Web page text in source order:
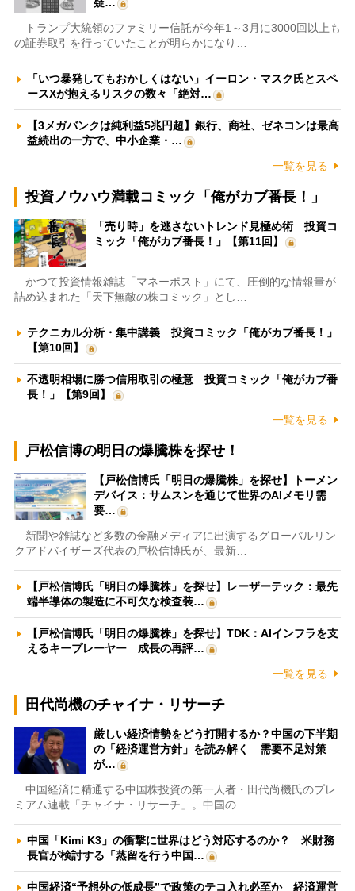
疑…
トランプ大統領のファミリー信託が今年1～3月に3000回以上も
の証券取引を行っていたことが明らかになり…
「いつ暴発してもおかしくはない」イーロン・マスク氏とスペ
ースXが抱えるリスクの数々「絶対…
【3メガバンクは純利益5兆円超】銀行、商社、ゼネコンは最高
益続出の一方で、中小企業・…
一覧を見る
投資ノウハウ満載コミック「俺がカブ番長！」
「売り時」を逃さないトレンド見極め術 投資コ
ミック「俺がカブ番長！」【第11回】
かつて投資情報雑誌「マネーポスト」にて、圧倒的な情報量が
詰め込まれた「天下無敵の株コミック」とし…
テクニカル分析・集中講義 投資コミック「俺がカブ番長！」
【第10回】
不透明相場に勝つ信用取引の極意 投資コミック「俺がカブ番
長！」【第9回】
一覧を見る
戸松信博の明日の爆騰株を探せ！
【戸松信博氏「明日の爆騰株」を探せ】トーメン
デバイス：サムスンを通じて世界のAIメモリ需
要…
新聞や雑誌など多数の金融メディアに出演するグローバルリン
クアドバイザーズ代表の戸松信博氏が、最新…
【戸松信博氏「明日の爆騰株」を探せ】レーザーテック：最先
端半導体の製造に不可欠な検査装…
【戸松信博氏「明日の爆騰株」を探せ】TDK：AIインフラを支
えるキープレーヤー 成長の再評…
一覧を見る
田代尚機のチャイナ・リサーチ
厳しい経済情勢をどう打開するか？中国の下半期
の「経済運営方針」を読み解く 需要不足対策
が…
中国経済に精通する中国株投資の第一人者・田代尚機氏のプレ
ミアム連載「チャイナ・リサーチ」。中国の…
中国「Kimi K3」の衝撃に世界はどう対応するのか？ 米財務
長官が検討する「蒸留を行う中国…
中国経済“予想外の低成長”で政策のテコ入れ必至か 経済運営